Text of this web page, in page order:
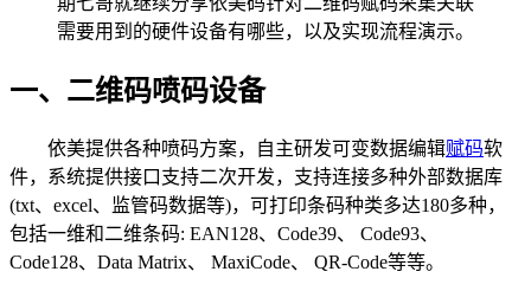
需要用到的硬件设备有哪些，以及实现流程演示。
一、二维码喷码设备
依美提供各种喷码方案，自主研发可变数据编辑赋码软
件，系统提供接口支持二次开发，支持连接多种外部数据库
(txt、excel、监管码数据等)，可打印条码种类多达180多种，
包括一维和二维条码: EAN128、Code39、 Code93、
Code128、Data Matrix、 MaxiCode、 QR-Code等等。